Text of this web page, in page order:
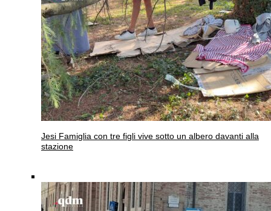
Jesi Famiglia con tre figli vive sotto un albero davanti alla
stazione